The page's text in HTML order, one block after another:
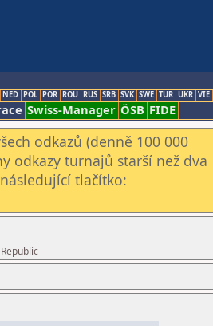
NED POL POR ROU RUS SRB SVK SWE TUR UKR VIE
Swiss-Manager ÖSB FIDE
odkazů (denně 100 000
odkazy turnajů starší než dva
tlačítko: